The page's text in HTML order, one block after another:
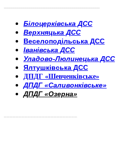
Білоцерківська ДСС
Верхняцька ДСС
Веселоподільська ДСС
Іванівська ДСС
Уладово-Люлинецька ДСС
Ялтушківська ДСС
ДПДГ «Шевченківське»
ДПДГ «Саливонківське»
ДПДГ «Озерна»